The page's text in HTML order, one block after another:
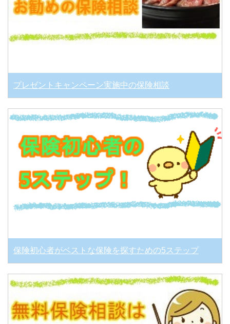
プレゼントキャンペーン実施中の保険相談
保険初心者がベストな保険を探すための5ステップ